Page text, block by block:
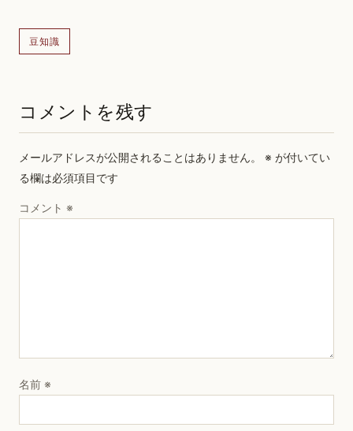
豆知識
コメントを残す
メールアドレスが公開されることはありません。 ※ が付いてい
る欄は必須項目です
コメント ※
名前 ※